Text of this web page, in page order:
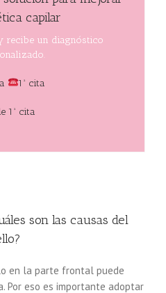
capilar
recibe un diagnóstico
1ª cita
1ª cita
son las causas del
en la parte frontal puede
Por eso es importante adoptar